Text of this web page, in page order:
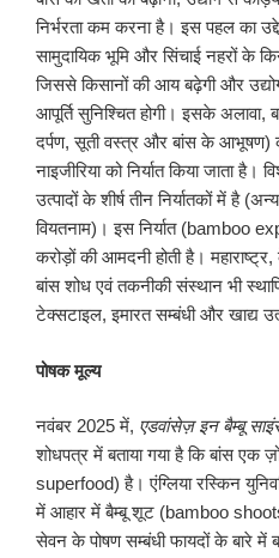
निर्भरता कम करना है। इस पहल का
सामुदायिक भूमि और सिंचाई नहरों के
जिससे किसानों की आय बढ़ेगी और
आपूर्ति सुनिश्चित होगी। इसके
दर्पण, सूती वस्त्र और बांस के आभूषण)
नाइजीरिया को निर्यात किया जाता
उत्पादों के शीर्ष तीन निर्यातकों में है
वियतनाम)। इस निर्यात (bamboo
करोड़ों की आमदनी होती है।
बांस शोध एवं तकनीकी संस्थान भी
टेक्सटाइल, इमारत सम्बंधी और खाद्य
पोषक मूल्य
नवंबर 2025 में, एडवांसेज़ इन बैम्बू
शोधपत्र में बताया गया है कि बांस एक
superfood) है। एंग्लिया रस्किन
में आहार में बैम्बू शूट (bamboo
सेवन के पोषण सम्बंधी फायदों के बारे में